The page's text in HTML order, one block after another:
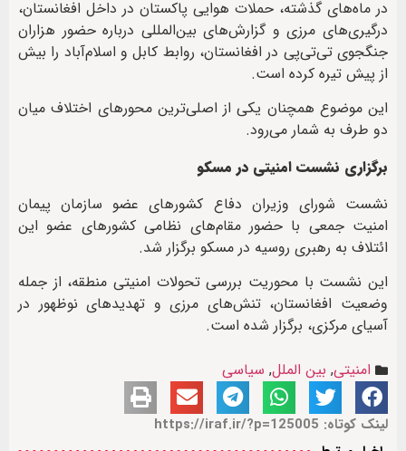
در ماه‌های گذشته، حملات هوایی پاکستان در داخل افغانستان،
درگیری‌های مرزی و گزارش‌های بین‌المللی درباره حضور هزاران
جنگجوی تی‌تی‌پی در افغانستان، روابط کابل و اسلام‌آباد را بیش
از پیش تیره کرده است.
این موضوع همچنان یکی از اصلی‌ترین محورهای اختلاف میان
دو طرف به شمار می‌رود.
برگزاری نشست امنیتی در مسکو
نشست شورای وزیران دفاع کشورهای عضو سازمان پیمان
امنیت جمعی با حضور مقام‌های نظامی کشورهای عضو این
ائتلاف به رهبری روسیه در مسکو برگزار شد.
این نشست با محوریت بررسی تحولات امنیتی منطقه، از جمله
وضعیت افغانستان، تنش‌های مرزی و تهدیدهای نوظهور در
آسیای مرکزی، برگزار شده است.
امنیتی, بین الملل, سیاسی
لینک کوتاه: https://iraf.ir/?p=125005